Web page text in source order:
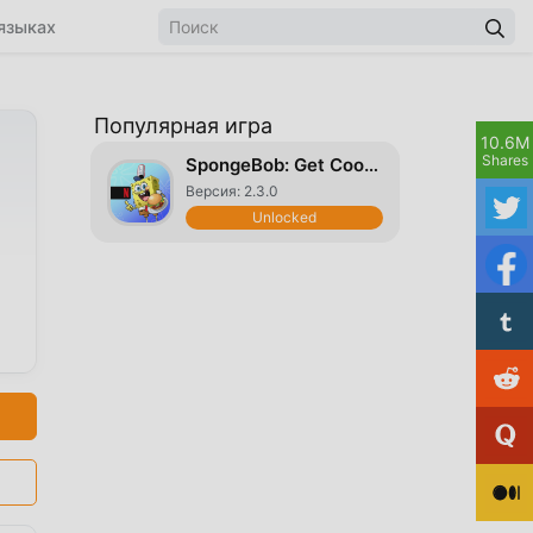
Популярная игра
SpongeBob: Get Cooking
Версия: 2.3.0
Unlocked
10.6M
Shares